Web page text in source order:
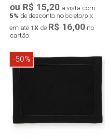
ou R$ 15,20 à vista com
5% de desconto no boleto/pix
em até 1X de R$ 16,00 no
cartão
-50%